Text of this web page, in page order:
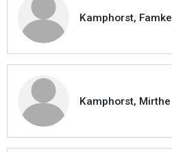
Kamphorst, Famke
Kamphorst, Mirthe